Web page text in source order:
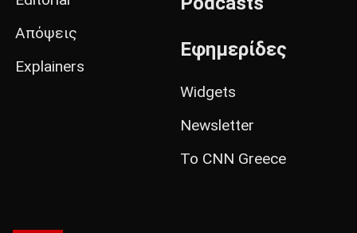
Απόψεις
Explainers
Εφημερίδες
Widgets
Newsletter
Το CNN Greece